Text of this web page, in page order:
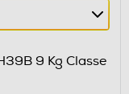
9 Kg Classe